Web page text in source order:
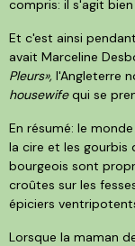
compris: il s'agit bien
Et c'est ainsi
avait Marceline
Pleurs», l'Angleterre
housewifequi se
En résumé: le
la cire et les gourbis
bourgeois sont
croûtes sur les
épiciers
Lorsque la maman